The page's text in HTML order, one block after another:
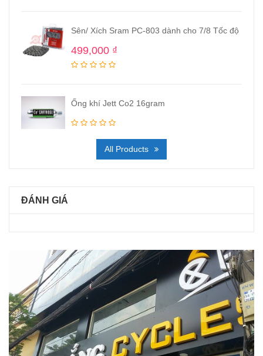
Sên/ Xích Sram PC-803 dành cho 7/8 Tốc độ
499,000 ₫
Ống khí Jett Co2 16gram
All Products
ĐÁNH GIÁ